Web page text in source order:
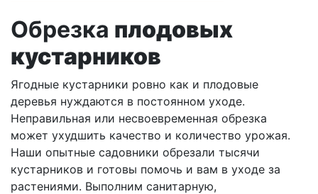
Обрезка плодовых
кустарников
Ягодные кустарники ровно как и плодовые
деревья нуждаются в постоянном уходе.
Неправильная или несвоевременная обрезка
может ухудшить качество и количество урожая.
Наши опытные садовники обрезали тысячи
кустарников и готовы помочь и вам в уходе за
растениями. Выполним санитарную,